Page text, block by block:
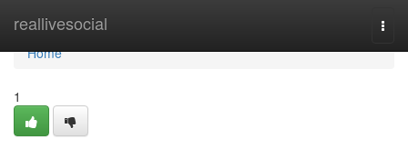
reallivesocial
Home
Home
1